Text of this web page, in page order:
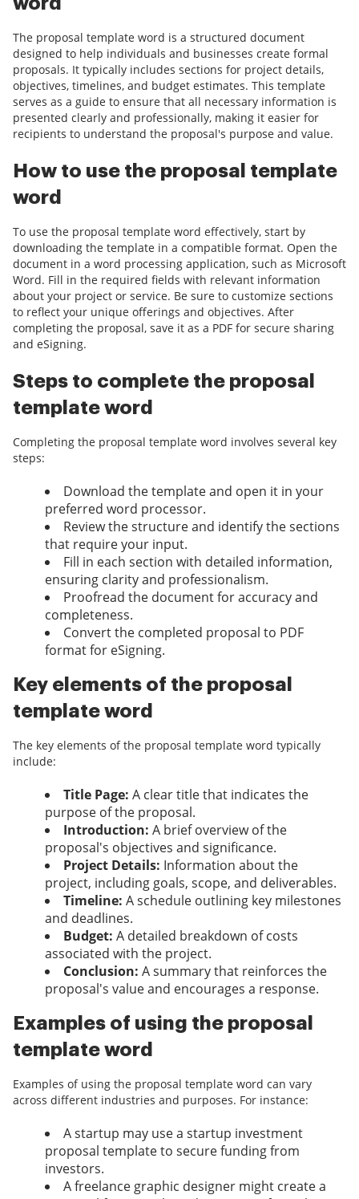
The proposal template word is a structured document
designed to help individuals and businesses create formal
proposals. It typically includes sections for project details,
objectives, timelines, and budget estimates. This template
serves as a guide to ensure that all necessary information is
presented clearly and professionally, making it easier for
recipients to understand the proposal's purpose and value.
How to use the proposal template
word
To use the proposal template word effectively, start by
downloading the template in a compatible format. Open the
document in a word processing application, such as Microsoft
Word. Fill in the required fields with relevant information
about your project or service. Be sure to customize sections
to reflect your unique offerings and objectives. After
completing the proposal, save it as a PDF for secure sharing
and eSigning.
Steps to complete the proposal
template word
Completing the proposal template word involves several key
steps:
Download the template and open it in your
preferred word processor.
Review the structure and identify the sections
that require your input.
Fill in each section with detailed information,
ensuring clarity and professionalism.
Proofread the document for accuracy and
completeness.
Convert the completed proposal to PDF
format for eSigning.
Key elements of the proposal
template word
The key elements of the proposal template word typically
include:
Title Page: A clear title that indicates the
purpose of the proposal.
Introduction: A brief overview of the
proposal's objectives and significance.
Project Details: Information about the
project, including goals, scope, and deliverables.
Timeline: A schedule outlining key milestones
and deadlines.
Budget: A detailed breakdown of costs
associated with the project.
Conclusion: A summary that reinforces the
proposal's value and encourages a response.
Examples of using the proposal
template word
Examples of using the proposal template word can vary
across different industries and purposes. For instance:
A startup may use a startup investment
proposal template to secure funding from
investors.
A freelance graphic designer might create a